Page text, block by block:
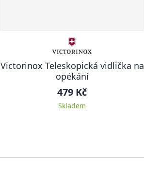
Victorinox Teleskopická vidlička na
opékání
479 Kč
Skladem